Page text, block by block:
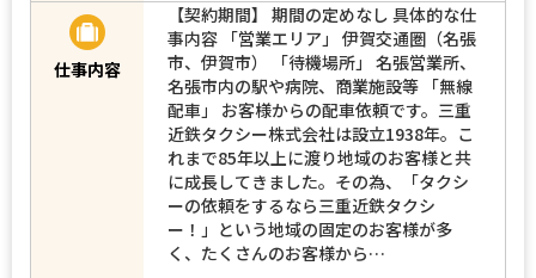
仕事内容
【契約期間】 期間の定めなし 具体的な仕
事内容 「営業エリア」 伊賀交通圏（名張
市、伊賀市） 「待機場所」 名張営業所、
名張市内の駅や病院、商業施設等 「無線
配車」 お客様からの配車依頼です。三重
近鉄タクシー株式会社は設立1938年。こ
れまで85年以上に渡り地域のお客様と共
に成長してきました。その為、「タクシ
ーの依頼をするなら三重近鉄タクシ
ー！」という地域の固定のお客様が多
く、たくさんのお客様から…